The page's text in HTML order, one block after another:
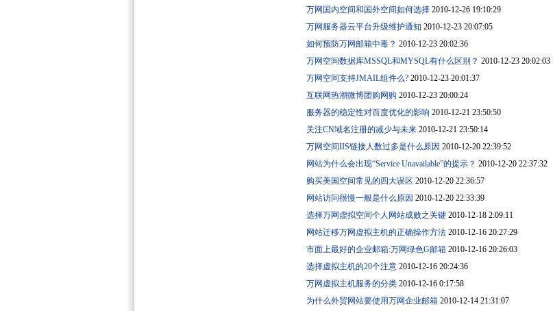
万网国内空间和国外空间如何选择 2010-12-26 19:10:29
万网服务器云平台升级维护通知 2010-12-23 20:07:05
如何预防万网邮箱中毒？ 2010-12-23 20:02:36
万网空间数据库MSSQL和MYSQL有什么区别？ 2010-12-23 20:02:03
万网空间支持JMAIL组件么? 2010-12-23 20:01:37
互联网热潮微博团购网购 2010-12-23 20:00:24
服务器的稳定性对百度优化的影响 2010-12-21 23:50:50
关注CN域名注册的减少与未来 2010-12-21 23:50:14
万网空间IIS链接人数过多是什么原因 2010-12-20 22:39:52
网站为什么会出现“Service Unavailable”的提示？ 2010-12-20 22:37:32
购买美国空间常见的四大误区 2010-12-20 22:36:57
网站访问很慢一般是什么原因 2010-12-20 22:33:39
选择万网虚拟空间个人网站成败之关键 2010-12-18 2:09:11
网站迁移万网虚拟主机的正确操作方法 2010-12-16 20:27:29
市面上最好的企业邮箱:万网绿色G邮箱 2010-12-16 20:26:03
选择虚拟主机的20个注意 2010-12-16 20:24:36
万网虚拟主机服务的分类 2010-12-16 0:17:58
为什么外贸网站要使用万网企业邮箱 2010-12-14 21:31:07